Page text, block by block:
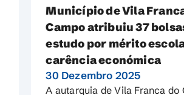
Município de Vila Franca
Campo atribuiu 37 bolsas
estudo por mérito escolar
carência económica
30 Dezembro 2025
A autarquia de Vila Franca do